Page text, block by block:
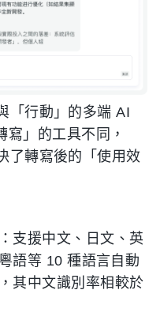
「行動」的多端 AI
」的工具不同，
了轉寫後的「使用效
：支援中文、日文、英
語等 10 種語言自動
其中文識別率相較於